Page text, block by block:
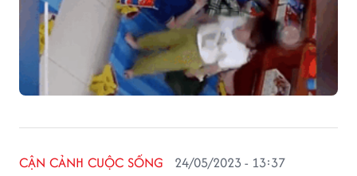
CẬN CẢNH CUỘC SỐNG 24/05/2023 - 13:37